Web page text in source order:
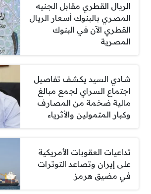
الريال القطري مقابل الجنيه
المصري بالبنوك أسعار الريال
القطري الآن في البنوك
المصرية
شادي السيد يكشف تفاصيل
اجتماع السراي لجمع مبالغ
مالية ضخمة من المصارف
وكبار المتمولين والأثرياء
تداعيات العقوبات الأمريكية
على إيران وتصاعد التوترات
في مضيق هرمز